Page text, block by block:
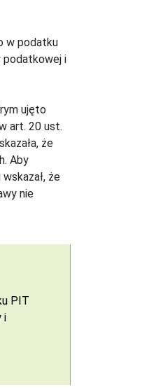
w podatku
podatkowej i
ujęto
art. 20 ust.
że
Aby
że
nie
PIT
i